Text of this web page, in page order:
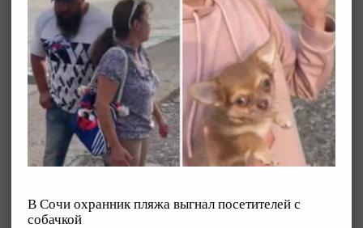
В Сочи охранник пляжа выгнал посетителей с
собачкой